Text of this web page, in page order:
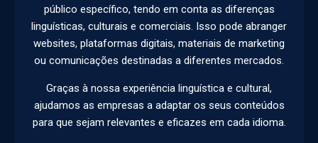
público específico, tendo em conta as diferenças
linguísticas, culturais e comerciais. Isso pode abranger
websites, plataformas digitais, materiais de marketing
ou comunicações destinadas a diferentes mercados.
Graças à nossa experiência linguística e cultural,
ajudamos as empresas a adaptar os seus conteúdos
para que sejam relevantes e eficazes em cada idioma.